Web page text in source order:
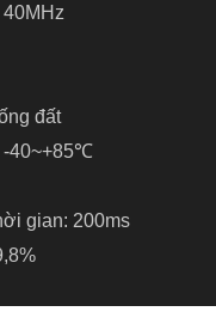
đất
-40~+85℃
gian: 200ms